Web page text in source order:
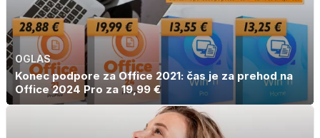
OGLAS
Konec podpore za Office 2021: čas je za prehod na
Office 2024 Pro za 19,99 €